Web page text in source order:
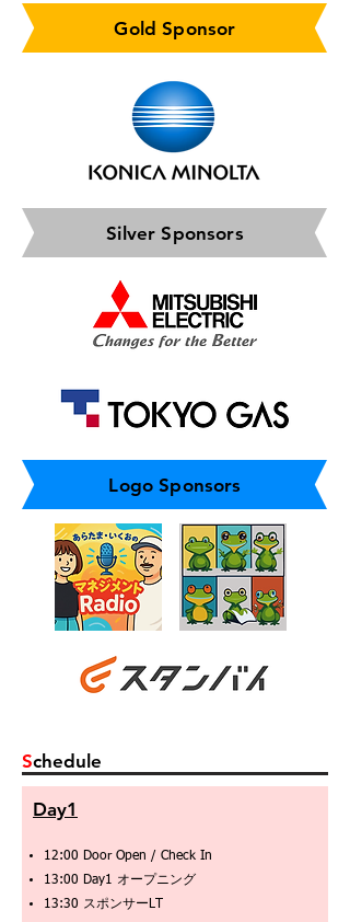
Gold Sponsor
Silver Sponsors
Logo Sponsors
Schedule
Day1
12:00 Door Open / Check In
13:00 Day1 オープニング
13:30 スポンサーLT